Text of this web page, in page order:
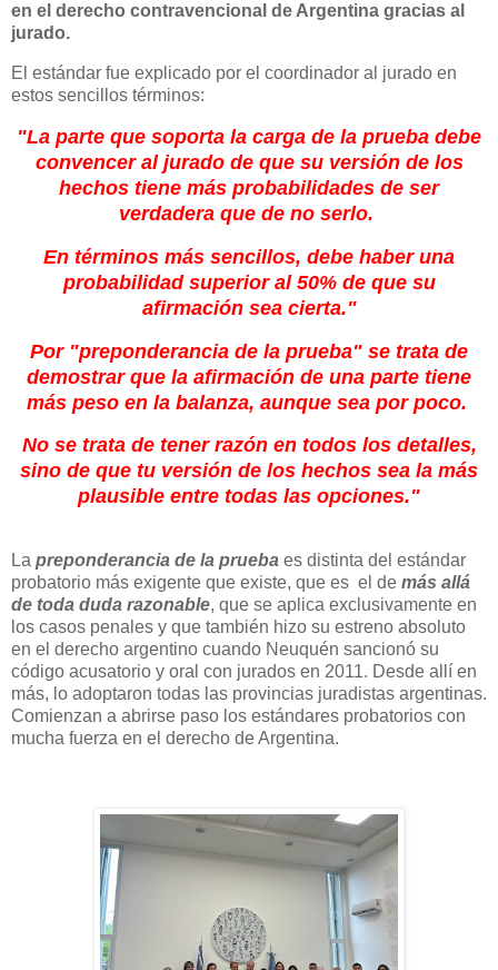
en el derecho contravencional de Argentina gracias al
jurado.
El estándar fue explicado por el coordinador al jurado en
estos sencillos términos:
"La parte que soporta la carga de la prueba debe
convencer al jurado de que su versión de los
hechos tiene más probabilidades de ser
verdadera que de no serlo.
En términos más sencillos, debe haber una
probabilidad superior al 50% de que su
afirmación sea cierta."
Por "preponderancia de la prueba" se trata de
demostrar que la afirmación de una parte tiene
más peso en la balanza, aunque sea por poco.
No se trata de tener razón en todos los detalles,
sino de que tu versión de los hechos sea la más
plausible entre todas las opciones."
La preponderancia de la prueba es distinta del estándar
probatorio más exigente que existe, que es el de más allá
de toda duda razonable, que se aplica exclusivamente en
los casos penales y que también hizo su estreno absoluto
en el derecho argentino cuando Neuquén sancionó su
código acusatorio y oral con jurados en 2011. Desde allí en
más, lo adoptaron todas las provincias juradistas argentinas.
Comienzan a abrirse paso los estándares probatorios con
mucha fuerza en el derecho de Argentina.